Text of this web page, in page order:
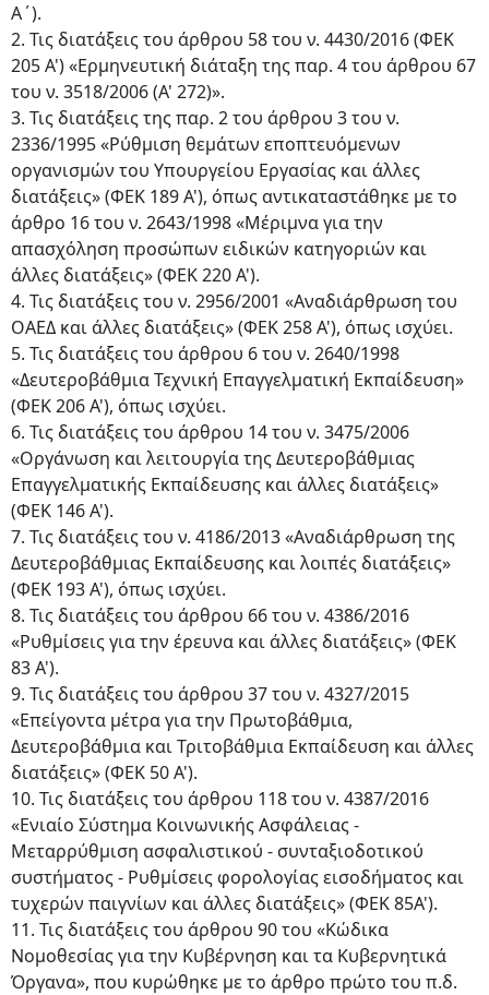
Α΄).
2. Τις διατάξεις του άρθρου 58 του ν. 4430/2016 (ΦΕΚ
205 Α') «Ερμηνευτική διάταξη της παρ. 4 του άρθρου 67
του ν. 3518/2006 (Α' 272)».
3. Τις διατάξεις της παρ. 2 του άρθρου 3 του ν.
2336/1995 «Ρύθμιση θεμάτων εποπτευόμενων
οργανισμών του Υπουργείου Εργασίας και άλλες
διατάξεις» (ΦΕΚ 189 Α'), όπως αντικαταστάθηκε με το
άρθρο 16 του ν. 2643/1998 «Μέριμνα για την
απασχόληση προσώπων ειδικών κατηγοριών και
άλλες διατάξεις» (ΦΕΚ 220 Α').
4. Τις διατάξεις του ν. 2956/2001 «Αναδιάρθρωση του
ΟΑΕΔ και άλλες διατάξεις» (ΦΕΚ 258 Α'), όπως ισχύει.
5. Τις διατάξεις του άρθρου 6 του ν. 2640/1998
«Δευτεροβάθμια Τεχνική Επαγγελματική Εκπαίδευση»
(ΦΕΚ 206 Α'), όπως ισχύει.
6. Τις διατάξεις του άρθρου 14 του ν. 3475/2006
«Οργάνωση και λειτουργία της Δευτεροβάθμιας
Επαγγελματικής Εκπαίδευσης και άλλες διατάξεις»
(ΦΕΚ 146 Α').
7. Τις διατάξεις του ν. 4186/2013 «Αναδιάρθρωση της
Δευτεροβάθμιας Εκπαίδευσης και λοιπές διατάξεις»
(ΦΕΚ 193 Α'), όπως ισχύει.
8. Τις διατάξεις του άρθρου 66 του ν. 4386/2016
«Ρυθμίσεις για την έρευνα και άλλες διατάξεις» (ΦΕΚ
83 Α').
9. Τις διατάξεις του άρθρου 37 του ν. 4327/2015
«Επείγοντα μέτρα για την Πρωτοβάθμια,
Δευτεροβάθμια και Τριτοβάθμια Εκπαίδευση και άλλες
διατάξεις» (ΦΕΚ 50 Α').
10. Τις διατάξεις του άρθρου 118 του ν. 4387/2016
«Ενιαίο Σύστημα Κοινωνικής Ασφάλειας -
Μεταρρύθμιση ασφαλιστικού - συνταξιοδοτικού
συστήματος - Ρυθμίσεις φορολογίας εισοδήματος και
τυχερών παιγνίων και άλλες διατάξεις» (ΦΕΚ 85Α').
11. Τις διατάξεις του άρθρου 90 του «Κώδικα
Νομοθεσίας για την Κυβέρνηση και τα Κυβερνητικά
Όργανα», που κυρώθηκε με το άρθρο πρώτο του π.δ.